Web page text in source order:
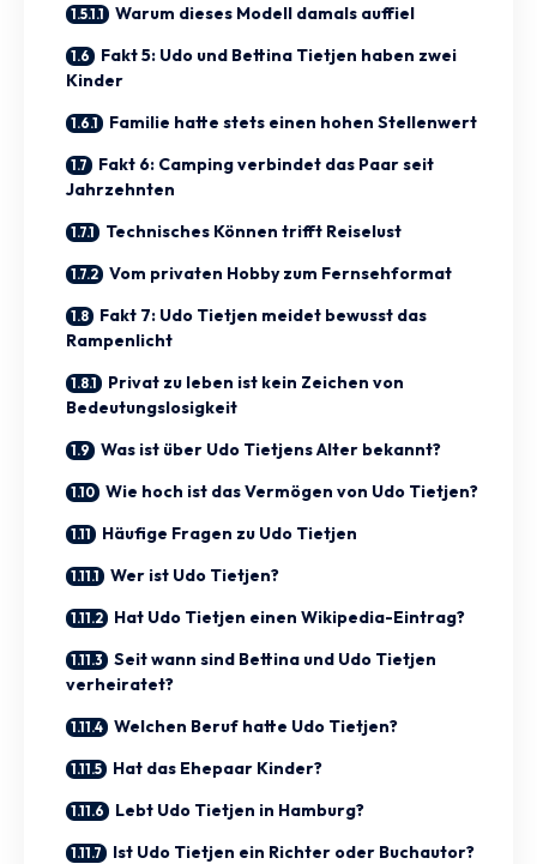
Warum dieses Modell damals auffiel
Fakt 5: Udo und Bettina Tietjen haben zwei
Kinder
Familie hatte stets einen hohen Stellenwert
Fakt 6: Camping verbindet das Paar seit
Jahrzehnten
Technisches Können trifft Reiselust
Vom privaten Hobby zum Fernsehformat
Fakt 7: Udo Tietjen meidet bewusst das
Rampenlicht
Privat zu leben ist kein Zeichen von
Bedeutungslosigkeit
Was ist über Udo Tietjens Alter bekannt?
Wie hoch ist das Vermögen von Udo Tietjen?
Häufige Fragen zu Udo Tietjen
Wer ist Udo Tietjen?
Hat Udo Tietjen einen Wikipedia-Eintrag?
Seit wann sind Bettina und Udo Tietjen
verheiratet?
Welchen Beruf hatte Udo Tietjen?
Hat das Ehepaar Kinder?
Lebt Udo Tietjen in Hamburg?
Ist Udo Tietjen ein Richter oder Buchautor?